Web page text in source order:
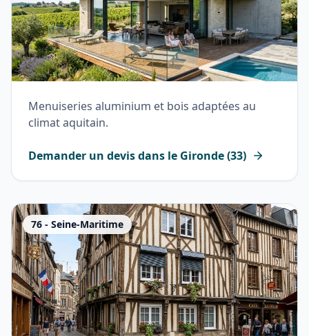
Menuiseries aluminium et bois adaptées au
climat aquitain.
Demander un devis dans le Gironde(33)
76 - Seine-Maritime